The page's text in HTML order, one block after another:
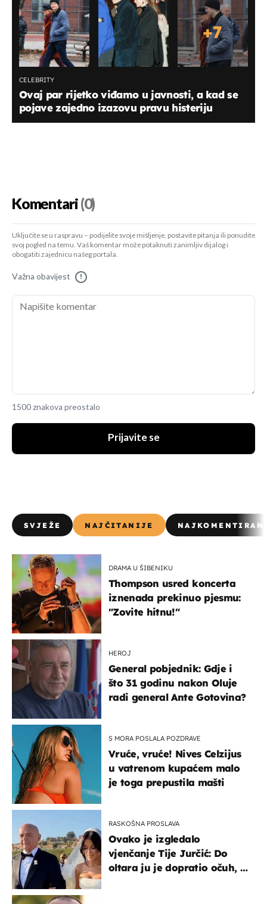
+7
CELEBRITY
Ovaj par rijetko viđamo u javnosti, a kad se
pojave zajedno izazovu pravu histeriju
Komentari(0)
Uključite se u raspravu – podijelite svoje mišljenje, postavite pitanja ili ponudite
svoj pogled na temu. Vaš komentar može potaknuti zanimljiv dijalog i
obogatiti zajednicu našeg portala.
Važna obavijest !
1500 znakova preostalo
Prijavite se
SVJEŽE NAJČITANIJE
DRAMA U ŠIBENIKU
Thompson usred koncerta
iznenada prekinuo pjesmu:
"Zovite hitnu!"
HEROJ
General pobjednik: Gdje i
što 31 godinu nakon Oluje
radi general Ante Gotovina?
S MORA POSLALA POZDRAVE
Vruće, vruće! Nives Celzijus
u vatrenom kupaćem malo
je toga prepustila mašti
RASKOŠNA PROSLAVA
Ovako je izgledalo
vjenčanje Tije Jurčić: Do
oltara ju je dopratio očuh, a